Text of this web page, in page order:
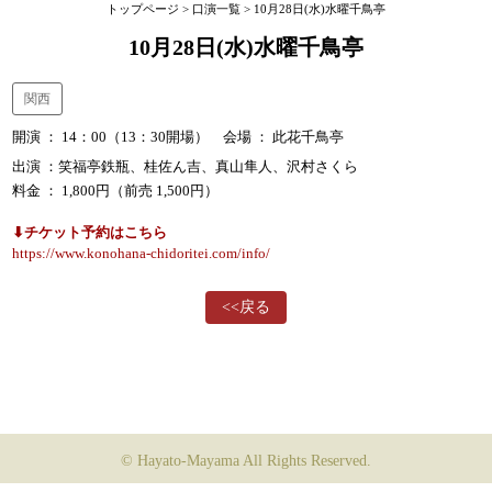
トップページ > 口演一覧 > 10月28日(水)水曜千鳥亭
10月28日(水)水曜千鳥亭
関西
開演 ： 14：00（13：30開場） 会場 ： 此花千鳥亭
出演 ：笑福亭鉄瓶、桂佐ん吉、真山隼人、沢村さくら
料金 ： 1,800円（前売 1,500円）
⬇︎チケット予約はこちら
https://www.konohana-chidoritei.com/info/
<<戻る
© Hayato-Mayama All Rights Reserved.